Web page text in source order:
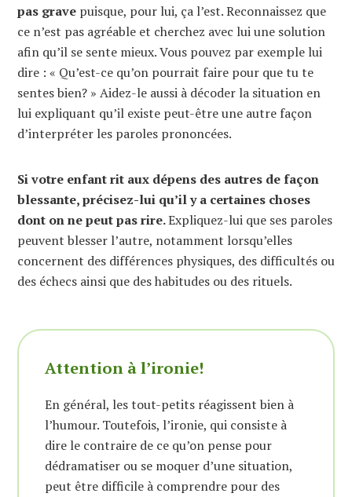
pas grave puisque, pour lui, ça l’est. Reconnaissez que
ce n’est pas agréable et cherchez avec lui une solution
afin qu’il se sente mieux. Vous pouvez par exemple lui
dire : « Qu’est-ce qu’on pourrait faire pour que tu te
sentes bien? » Aidez-le aussi à décoder la situation en
lui expliquant qu’il existe peut-être une autre façon
d’interpréter les paroles prononcées.
Si votre enfant rit aux dépens des autres de façon
blessante, précisez-lui qu’il y a certaines choses
dont on ne peut pas rire.Expliquez-lui que ses paroles
peuvent blesser l’autre, notamment lorsqu’elles
concernent des différences physiques, des difficultés ou
des échecs ainsi que des habitudes ou des rituels.
Attention à l’ironie!
En général, les tout-petits réagissent bien à
l’humour. Toutefois, l’ironie, qui consiste à
dire le contraire de ce qu’on pense pour
dédramatiser ou se moquer d’une situation,
peut être difficile à comprendre pour des